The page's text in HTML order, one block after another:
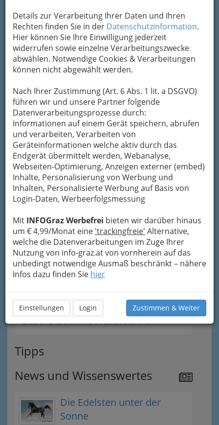
Details zur Verarbeitung Ihrer Daten und Ihren
Rechten finden Sie in der Datenschutzinformation.
Hier können Sie Ihre Einwilligung jederzeit
widerrufen sowie einzelne Verarbeitungszwecke
abwählen. Notwendige Cookies & Verarbeitungen
können nicht abgewählt werden.
Nach Ihrer Zustimmung (Art. 6 Abs. 1 lit. a DSGVO)
führen wir und unsere Partner folgende
Datenverarbeitungsprozesse durch:
Informationen auf einem Gerät speichern, abrufen
und verarbeiten, Verarbeiten von
Geräteinformationen welche aktiv durch das
Endgerät übermittelt werden, Webanalyse,
Webseiten-Optimierung, Anzeigen externer (embed)
Inhalte, Personalisierung von Werbung und
Inhalten, Personalisierte Werbung auf Basis von
Login-Daten, Werbeerfolgsmessung
Mit INFOGraz Werbefrei bieten wir darüber hinaus
um € 4,99/Monat eine 'trackingfreie' Alternative,
welche die Datenverarbeitungen im Zuge Ihrer
Nutzung von info-graz.at von vornherein auf das
unbedingt notwendige Ausmaß beschränkt – nähere
Infos dazu finden Sie hier
Einstellungen Login Zustimmen & Weiter
Gastronomie
Buschenschänke in und nahe Graz
Buschenschänke nach Orten
Oststeiermark
Buschenschänke Weststeiermark
Tipps
News und Wissenswertes
Die Edelsten unter der
Sonne